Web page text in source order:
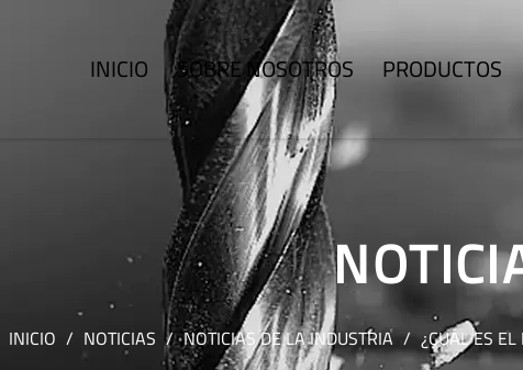
INICIO SOBRE NOSOTROS PRODUCTOS
INICIO / NOTICIAS /NOTICIAS DE LA INDUSTRIA/¿CUÁL ES